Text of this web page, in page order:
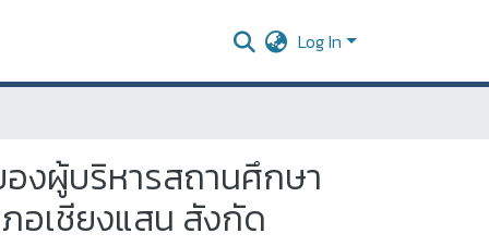
Log In
งผู้บริหารสถานศึกษา
อเชียงแสน สังกัด